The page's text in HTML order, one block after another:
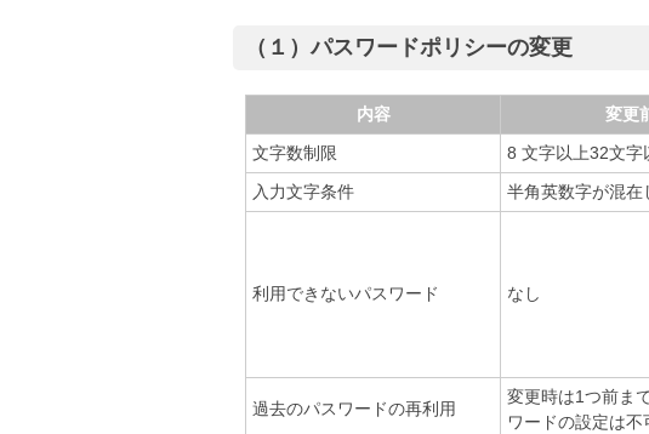
（１）パスワードポリシーの変更
内容 変更
文字数制限
8 文字以上32文字
入力文字条件
半角英数字が混在
利用できないパスワード なし
過去のパスワードの再利用
変更時は1つ前ま
ワードの設定は不